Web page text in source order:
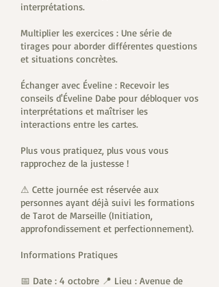
interprétations.
Multiplier les exercices : Une série de
tirages pour aborder différentes questions
et situations concrètes.
Échanger avec Éveline : Recevoir les
conseils d'Éveline Dabe pour débloquer vos
interprétations et maîtriser les
interactions entre les cartes.
Plus vous pratiquez, plus vous vous
rapprochez de la justesse !
⚠ Cette journée est réservée aux
personnes ayant déjà suivi les formations
de Tarot de Marseille (Initiation,
approfondissement et perfectionnement).
Informations Pratiques
📅 Date : 4 octobre 📍 Lieu : Avenue de